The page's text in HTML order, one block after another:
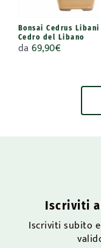
Bonsai Cedrus Libani
Cedro del Libano
da69,90€
Iscriviti
Iscriviti subito